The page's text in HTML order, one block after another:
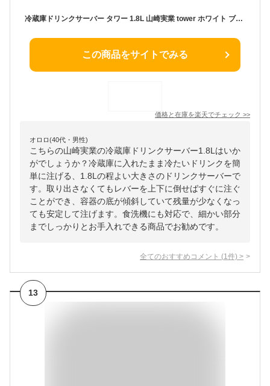
冷蔵庫ドリンクサーバー タワー 1.8L 山崎実業 tower ホワイト ブラック 1584 1585 冷水筒 yamazaki タワーシリーズ 冷水筒 麦茶ポット ウォーターサーバー お茶 ピッチャー 冷水ポット 蛇口付き 食洗機対応 ウォータージャグ 仕切り板 ロック機能
この商品をサイトでみる
価格と在庫を楽天でチェック >>
オロロ(40代・男性)
こちらの山崎実業の冷蔵庫ドリンクサーバー1.8Lはいか
がでしょうか？冷蔵庫に入れたまま冷たいドリンクを簡
単に注げる、1.8Lの程よい大きさのドリンクサーバーで
す。取り出さなくてもレバーを上下に倒せばすぐに注ぐ
ことができ、容器の底が傾斜していて残量が少なくなっ
ても安定して注げます。食洗機にも対応で、細かい部分
までしっかりとお手入れできる商品でお勧めです。
全てのおすすめコメント (1 件) >
13